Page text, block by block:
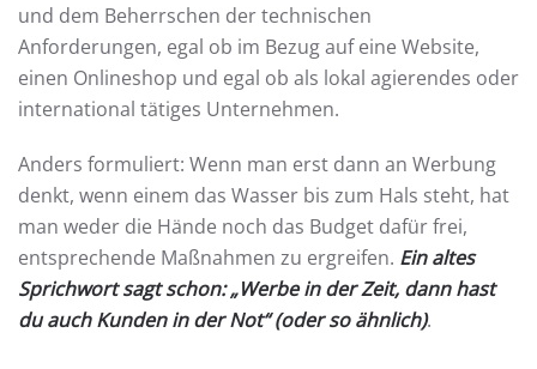
und dem Beherrschen der technischen
Anforderungen, egal ob im Bezug auf eine Website,
einen Onlineshop und egal ob als lokal agierendes oder
international tätiges Unternehmen.
Anders formuliert: Wenn man erst dann an Werbung
denkt, wenn einem das Wasser bis zum Hals steht, hat
man weder die Hände noch das Budget dafür frei,
entsprechende Maßnahmen zu ergreifen. Ein altes
Sprichwort sagt schon: „Werbe in der Zeit, dann hast
du auch Kunden in der Not“ (oder so ähnlich).